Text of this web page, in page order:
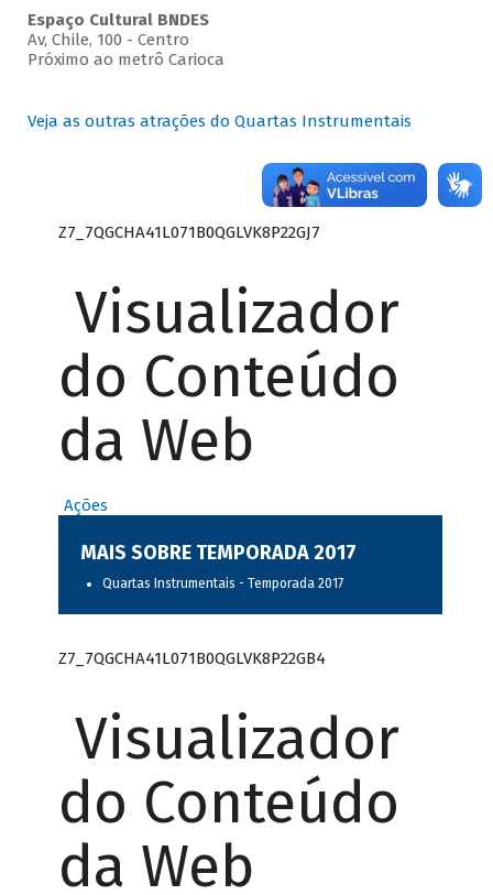
Espaço Cultural BNDES
Av, Chile, 100 - Centro
Próximo ao metrô Carioca
Veja as outras atrações do Quartas Instrumentais
Z7_7QGCHA41L071B0QGLVK8P22GJ7
Visualizador
do Conteúdo
da Web
Ações
MAIS SOBRE TEMPORADA 2017
Quartas Instrumentais - Temporada 2017
Z7_7QGCHA41L071B0QGLVK8P22GB4
Visualizador
do Conteúdo
da Web